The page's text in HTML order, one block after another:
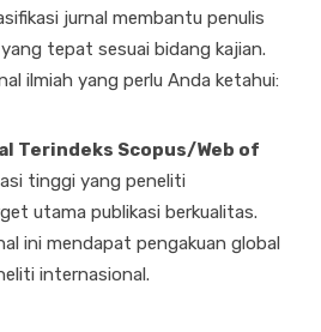
jurnal membantu penulis
tepat sesuai bidang kajian.
ilmiah yang perlu Anda ketahui:
Terindeks Scopus/Web of
tinggi yang peneliti
utama publikasi berkualitas.
ini mendapat pengakuan global
internasional.